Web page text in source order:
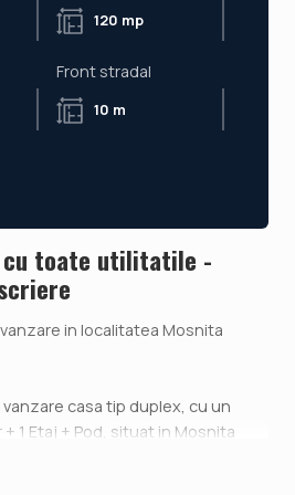
120 mp
Front stradal
10 m
cu toate utilitatile -
in localitatea Mosnita
vanzare casa tip duplex, cu un
1 Etaj + Pod, situat in Mosnita
5 camere, cu o suprafata utila de
Anul constructiei este 2026,